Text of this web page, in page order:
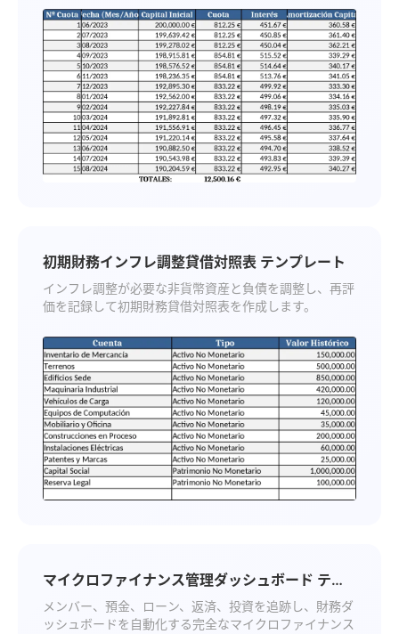
初期財務インフレ調整貸借対照表 テンプレート
インフレ調整が必要な非貨幣資産と負債を調整し、再評
価を記録して初期財務貸借対照表を作成します。
マイクロファイナンス管理ダッシュボード テン
プレート
メンバー、預金、ローン、返済、投資を追跡し、財務ダ
ッシュボードを自動化する完全なマイクロファイナンス